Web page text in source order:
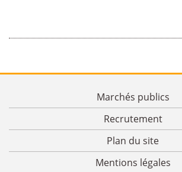
Marchés publics
Recrutement
Plan du site
Mentions légales